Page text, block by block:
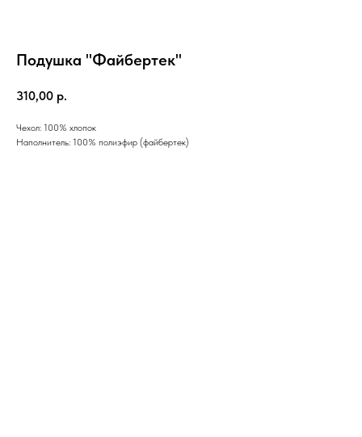
Подушка "Файбертек"
310,00 р.
Чехол: 100% хлопок
Наполнитель: 100% полиэфир (файбертек)